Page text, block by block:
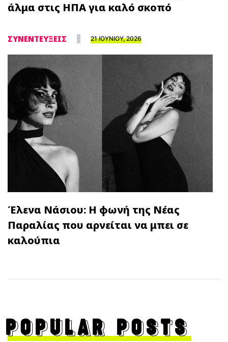
άλμα στις ΗΠΑ για καλό σκοπό
ΣΥΝΕΝΤΕΥΞΕΙΣ 21 ΙΟΥΝΙΟΥ, 2026
Έλενα Νάσιου: Η φωνή της Νέας
Παραλίας που αρνείται να μπει σε
καλούπια
POPULAR POSTS